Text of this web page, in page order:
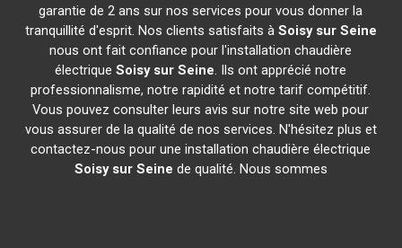
garantie de 2 ans sur nos services pour vous donner la
tranquillité d'esprit. Nos clients satisfaits à Soisy sur Seine
nous ont fait confiance pour l'installation chaudière
électriqueSoisy sur Seine. Ils ont apprécié notre
professionnalisme, notre rapidité et notre tarif compétitif.
Vous pouvez consulter leurs avis sur notre site web pour
vous assurer de la qualité de nos services. N'hésitez plus et
contactez-nous pour une installation chaudière électrique
Soisy sur Seine de qualité. Nous sommes